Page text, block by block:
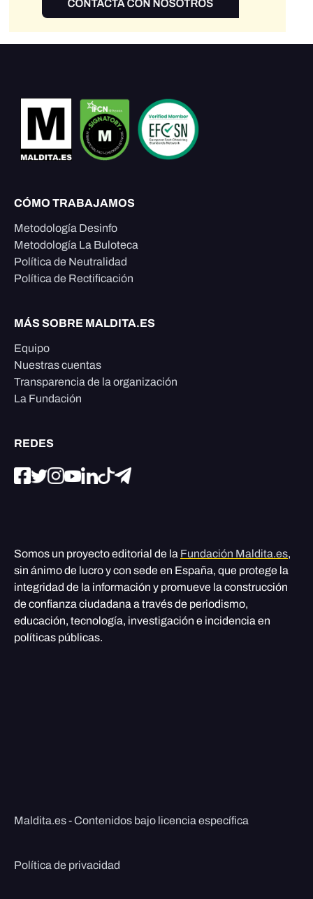
CÓMO TRABAJAMOS
Metodología Desinfo
Metodología La Buloteca
Política de Neutralidad
Política de Rectificación
MÁS SOBRE MALDITA.ES
Equipo
Nuestras cuentas
Transparencia de la organización
La Fundación
REDES
Somos un proyecto editorial de la Fundación Maldita.es,
sin ánimo de lucro y con sede en España, que protege la
integridad de la información y promueve la construcción
de confianza ciudadana a través de periodismo,
educación, tecnología, investigación e incidencia en
políticas públicas.
Maldita.es - Contenidos bajo licencia específica
Política de privacidad